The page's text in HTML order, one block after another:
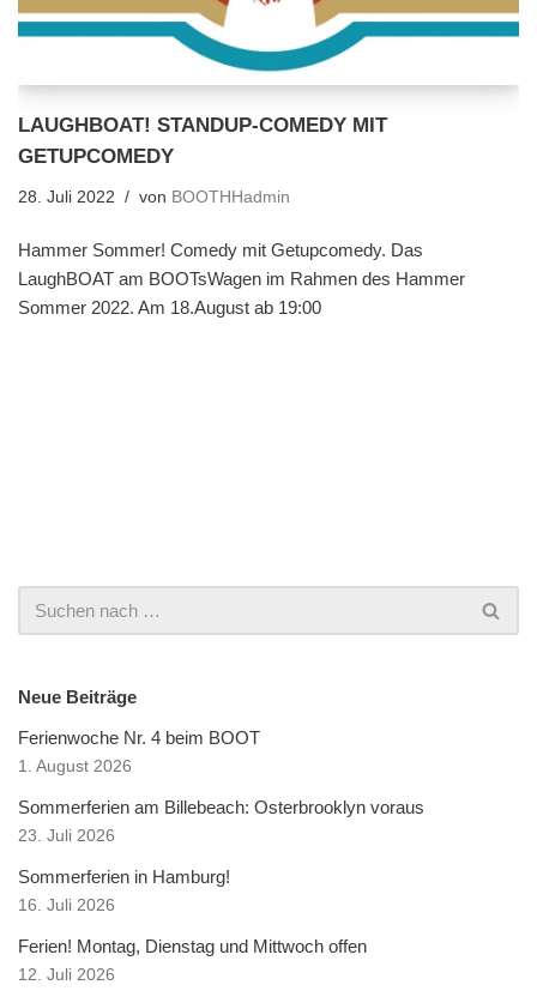
LAUGHBOAT! STANDUP-COMEDY MIT
GETUPCOMEDY
28. Juli 2022 von BOOTHHadmin
Hammer Sommer! Comedy mit Getupcomedy. Das
LaughBOAT am BOOTsWagen im Rahmen des Hammer
Sommer 2022. Am 18.August ab 19:00
Neue Beiträge
Ferienwoche Nr. 4 beim BOOT
1. August 2026
Sommerferien am Billebeach: Osterbrooklyn voraus
23. Juli 2026
Sommerferien in Hamburg!
16. Juli 2026
Ferien! Montag, Dienstag und Mittwoch offen
12. Juli 2026